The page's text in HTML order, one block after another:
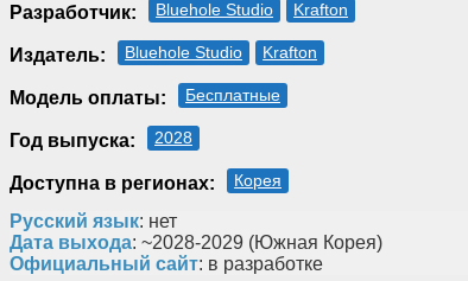
Разработчик: Bluehole Studio Krafton
Издатель: Bluehole Studio Krafton
Модель оплаты: Бесплатные
Год выпуска: 2028
Доступна в регионах: Корея
Русский язык: нет
Дата выхода: ~2028-2029 (Южная Корея)
Официальный сайт: в разработке